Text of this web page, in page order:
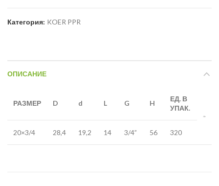
Категория: KOER PPR
ОПИСАНИЕ
РАЗМЕР D d L G H
ЕД. В
УПАК.
20×3/4 28,4 19,2 14 3/4” 56 320